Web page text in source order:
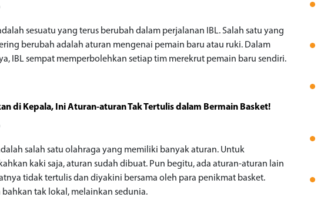
sesuatu yang terus berubah dalam perjalanan IBL. Salah satu yang
berubah adalah aturan mengenai pemain baru atau ruki. Dalam
IBL sempat memperbolehkan setiap tim merekrut pemain baru sendiri.
di Kepala, Ini Aturan-aturan Tak Tertulis dalam Bermain Basket!
salah satu olahraga yang memiliki banyak aturan. Untuk
kaki saja, aturan sudah dibuat. Pun begitu, ada aturan-aturan lain
tidak tertulis dan diyakini bersama oleh para penikmat basket.
bahkan tak lokal, melainkan sedunia.